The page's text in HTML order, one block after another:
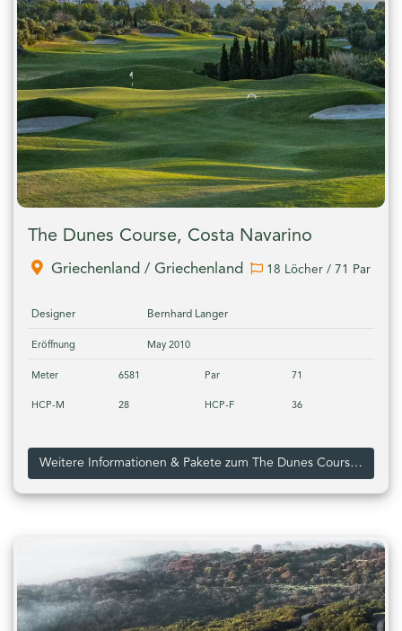
The Dunes Course, Costa Navarino
Griechenland / Griechenland 18 Löcher / 71 Par
Designer Bernhard Langer
Eröffnung May 2010
Meter 6581 Par 71
HCP-M 28 HCP-F 36
Weitere Informationen & Pakete zum The Dunes Course, Costa Navarino